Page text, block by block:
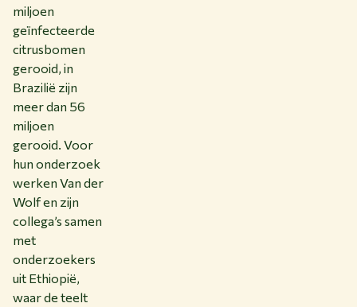
miljoen
geïnfecteerde
citrusbomen
gerooid, in
Brazilië zijn
meer dan 56
miljoen
gerooid. Voor
hun onderzoek
werken Van der
Wolf en zijn
collega’s samen
met
onderzoekers
uit Ethiopië,
waar de teelt